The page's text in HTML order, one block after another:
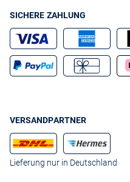
SICHERE ZAHLUNG
VERSANDPARTNER
Lieferung nur in Deutschland